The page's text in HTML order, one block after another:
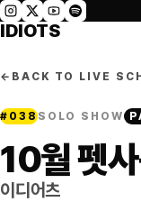
IDIOTS
← BACK TO LIVE
# 038SOLO SHOW
10월 펫
이디어츠